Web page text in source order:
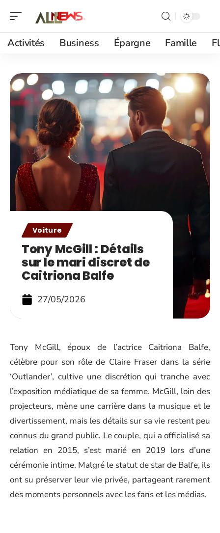
Activités Business Épargne Famille
Voiture
Tony McGill : Détails
sur le mari discret de
Caitriona Balfe
27/05/2026
Tony McGill, époux de l’actrice Caitriona Balfe,
célèbre pour son rôle de Claire Fraser dans la série
‘Outlander’, cultive une discrétion qui tranche avec
l’exposition médiatique de sa femme. McGill, loin des
projecteurs, mène une carrière dans la musique et le
divertissement, mais les détails sur sa vie restent peu
connus du grand public. Le couple, qui a officialisé sa
relation en 2015, s’est marié en 2019 lors d’une
cérémonie intime. Malgré le statut de star de Balfe, ils
ont su préserver leur vie privée, partageant rarement
des moments personnels avec les fans et les médias.